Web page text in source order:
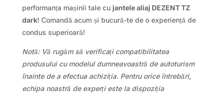
performanța mașinii tale cu jantele aliaj DEZENT TZ
dark! Comandă acum și bucură-te de o experiență de
condus superioară!
Notă: Vă rugăm să verificați compatibilitatea
produsului cu modelul dumneavoastră de autoturism
înainte de a efectua achiziția. Pentru orice întrebări,
echipa noastră de experți este la dispoziția